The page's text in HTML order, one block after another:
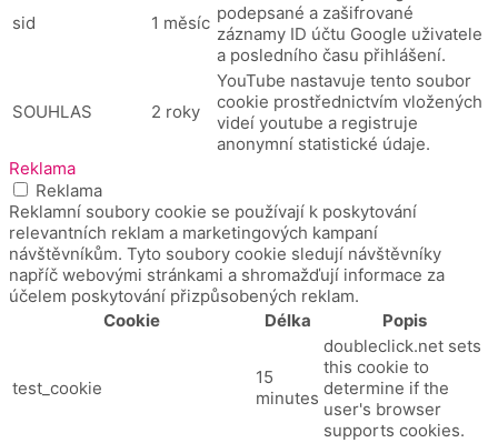
sid 1 měsíc podepsané a zašifrované
záznamy ID účtu Google uživatele
a posledního času přihlášení.
SOUHLAS 2 roky
YouTube nastavuje tento soubor
cookie prostřednictvím vložených
videí youtube a registruje
anonymní statistické údaje.
Reklama
Reklama
Reklamní soubory cookie se používají k poskytování
relevantních reklam a marketingových kampaní
návštěvníkům. Tyto soubory cookie sledují návštěvníky
napříč webovými stránkami a shromažďují informace za
účelem poskytování přizpůsobených reklam.
Cookie
Délka Popis
test_cookie
15
minutes
doubleclick.net sets
this cookie to
determine if the
user's browser
supports cookies.